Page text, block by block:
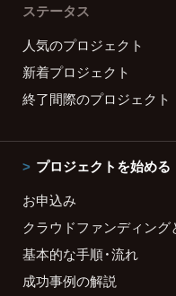
ステータス
人気のプロジェクト
新着プロジェクト
終了間際のプロジェクト
プロジェクトを始める
お申込み
クラウドファンディング
基本的な手順・流れ
成功事例の解説